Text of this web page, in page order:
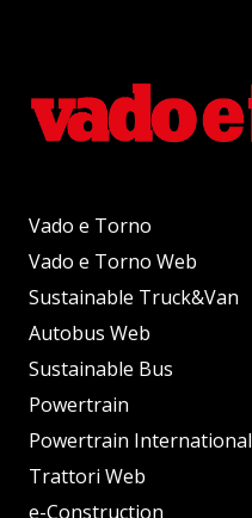
Vado e Torno
Vado e Torno Web
Sustainable Truck&Van
Autobus Web
Sustainable Bus
Powertrain
Powertrain International
Trattori Web
e-Construction